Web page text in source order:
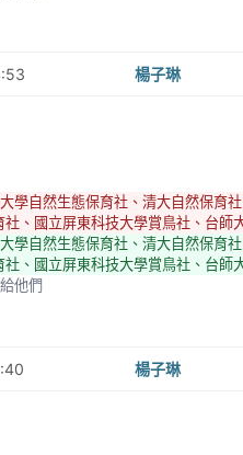
楊子琳
學自然生態保育社、清大自然保育
、國立屏東科技大學賞鳥社、台師
學自然生態保育社、清大自然保育
、國立屏東科技大學賞鳥社、台師
他們
楊子琳